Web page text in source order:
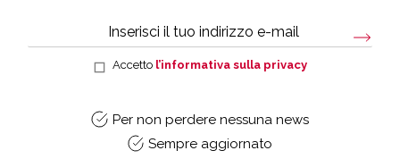
Accetto l’informativa sulla privacy
Per non perdere nessuna news
Sempre aggiornato